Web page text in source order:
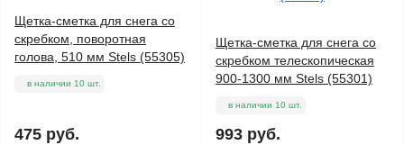
Щетка-сметка для снега со
скребком, поворотная
голова, 510 мм Stels (55305)
в наличии 10 шт.
475 руб.
Щетка-сметка для снега со
скребком телескопическая
900-1300 мм Stels (55301)
в наличии 10 шт.
993 руб.